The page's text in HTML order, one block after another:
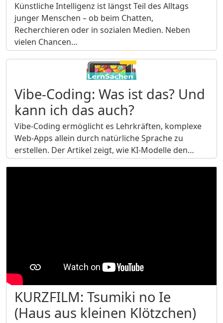
Künstliche Intelligenz ist längst Teil des Alltags
junger Menschen – ob beim Chatten,
Recherchieren oder in sozialen Medien. Neben
vielen Chancen…
Vibe-Coding: Was ist das? Und
kann ich das auch?
Vibe-Coding ermöglicht es Lehrkräften, komplexe
Web-Apps allein durch natürliche Sprache zu
erstellen. Der Artikel zeigt, wie KI-Modelle den…
KURZFILM: Tsumiki no Ie
(Haus aus kleinen Klötzchen)